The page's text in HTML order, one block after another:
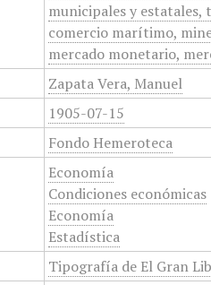
municipales y
comercio marítimo,
mercado monetario,
Zapata Vera, Manuel
1905-07-15
Fondo Hemeroteca
Economía
Condiciones económicas
Economía
Estadística
Tipografía de El Gran